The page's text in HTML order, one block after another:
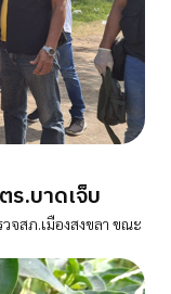
ร.บาดเจ็บ
จสภ.เมืองสงขลา ขณะ